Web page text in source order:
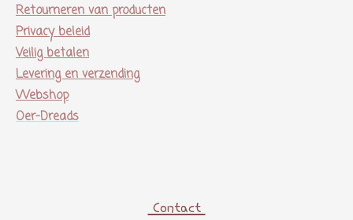
Retourneren van producten
Privacy beleid
Veilig betalen
Levering en verzending
Webshop
Oer-Dreads
Contact